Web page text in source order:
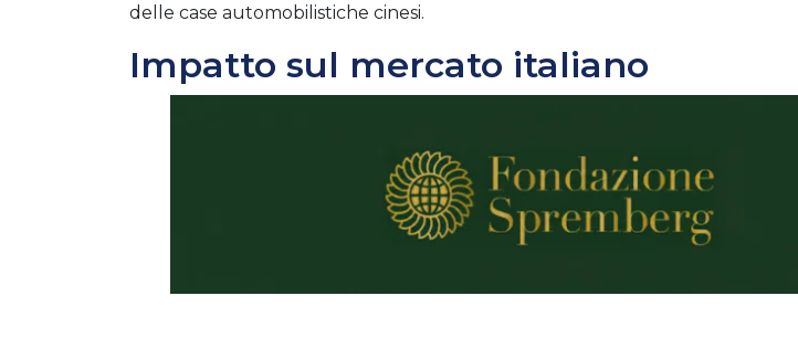
delle case automobilistiche cinesi.
Impatto sul mercato italiano